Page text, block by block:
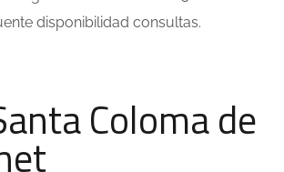
disponibilidad consultas.
Coloma de